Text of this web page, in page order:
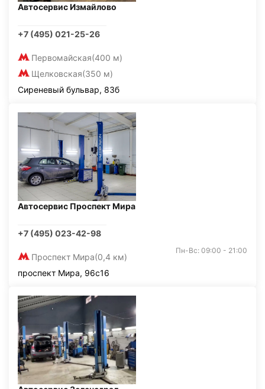
Автосервис Измайлово
+7 (495) 021-25-26
Первомайская(400 м)
Щелковская(350 м)
Сиреневый бульвар, 83б
Автосервис Проспект Мира
+7 (495) 023-42-98
Проспект Мира(0,4 км)
Пн-Вс: 09:00 - 21:00
проспект Мира, 96с16